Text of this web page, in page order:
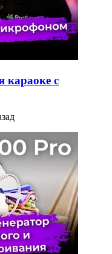
караоке с